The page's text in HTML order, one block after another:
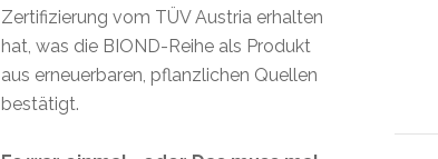
Zertifizierung vom TÜV Austria erhalten
hat, was die BIOND-Reihe als Produkt
aus erneuerbaren, pflanzlichen Quellen
bestätigt.